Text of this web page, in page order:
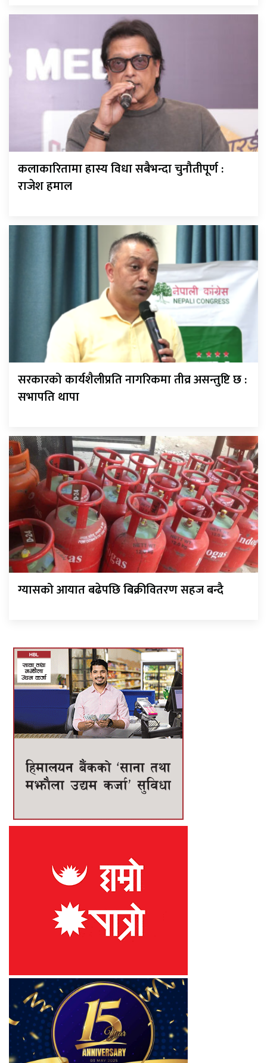
कलाकारितामा हास्य विधा सबैभन्दा चुनौतीपूर्ण :
राजेश हमाल
सरकारको कार्यशैलीप्रति नागरिकमा तीव्र असन्तुष्टि छ :
सभापति थापा
ग्यासको आयात बढेपछि बिक्रीवितरण सहज बन्दै